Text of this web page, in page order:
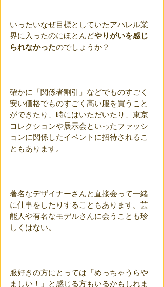
いったいなぜ目標としていたアパレル業
界に入ったのにほとんどやりがいを感じ
られなかったのでしょうか？
確かに「関係者割引」などでものすごく
安い価格でものすごく高い服を買うこと
ができたり、時にはいただいたり、東京
コレクションや展示会といったファッシ
ョンに関係したイベントに招待されるこ
ともあります。
著名なデザイナーさんと直接会って一緒
に仕事をしたりすることもあります。芸
能人や有名なモデルさんに会うことも珍
しくはない。
服好きの方にとっては「めっちゃうらや
ましい！」と感じる方もいるかもしれま